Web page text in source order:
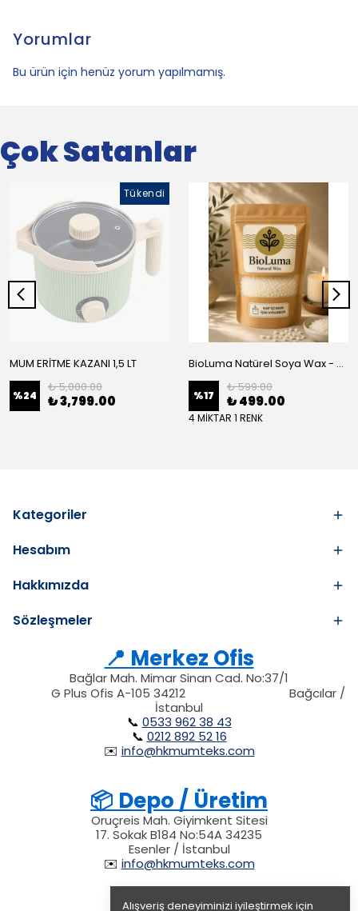
Alışveriş deneyiminizi iyileştirmek için
Yorumlar
Bu ürün için henüz yorum yapılmamış.
Çok Satanlar
Tükendi
MUM ERİTME KAZANI 1,5 LT
%24
₺ 5,000.00
₺ 3,799.00
BioLuma Natürel Soya Wax - Kap İçi Mum
%17
₺ 599.00
₺ 499.00
4 MİKTAR 1 RENK
Kategoriler
Hesabım
Hakkımızda
Sözleşmeler
📍 Merkez Ofis
Bağlar Mah. Mimar Sinan Cad. No:37/1
G Plus Ofis A-105 34212
Bağcılar /
İstanbul
📞 0533 962 38 43
📞 0212 892 52 16
✉️ info@hkmumteks.com
📦 Depo / Üretim
Oruçreis Mah. Giyimkent Sitesi
17. Sokak B184 No:54A 34235
Esenler / İstanbul
✉️ info@hkmumteks.com